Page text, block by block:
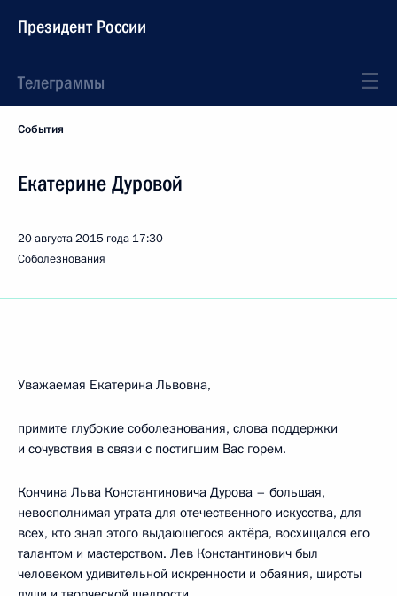
Президент России
Телеграммы
События
Екатерине Дуровой
20 августа 2015 года 17:30
Соболезнования
Уважаемая Екатерина Львовна,
примите глубокие соболезнования, слова поддержки
и сочувствия в связи с постигшим Вас горем.
Кончина Льва Константиновича Дурова – большая,
невосполнимая утрата для отечественного искусства, для
всех, кто знал этого выдающегося актёра, восхищался его
талантом и мастерством. Лев Константинович был
человеком удивительной искренности и обаяния, широты